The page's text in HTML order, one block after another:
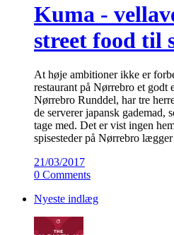
Kuma -
street food til
At høje ambitioner ikke er
restaurant på Nørrebro et godt
Nørrebro Runddel, har tre
de serverer japansk gademad,
tage med. Det er vist ingen
spisesteder på Nørrebro
21/03/2017
0 Comments
Nyeste indlæg